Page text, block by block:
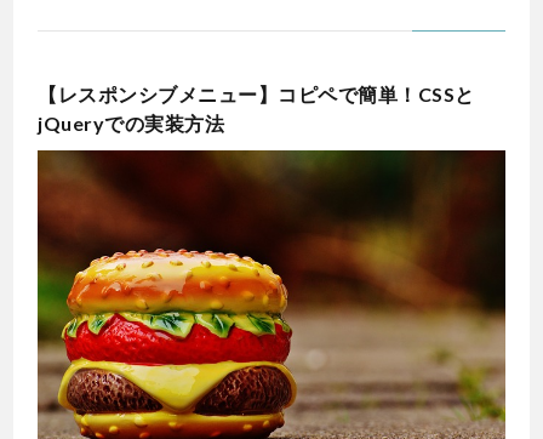
【レスポンシブメニュー】コピペで簡単！CSSと
jQueryでの実装方法